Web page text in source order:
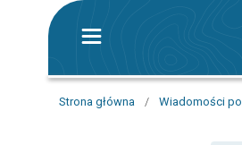
Strona główna / Wiadomości